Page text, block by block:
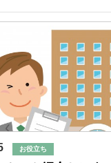
お役立ち